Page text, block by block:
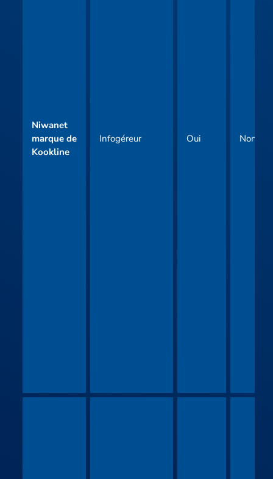
Niwanet
marque de
Kookline
Infogéreur Oui Non